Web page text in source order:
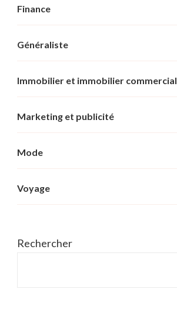
Finance
Généraliste
Immobilier et immobilier commercial
Marketing et publicité
Mode
Voyage
Rechercher